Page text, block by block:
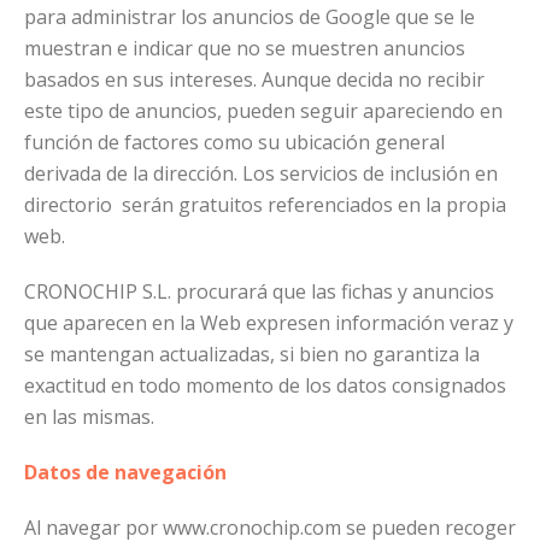
para administrar los anuncios de Google que se le
muestran e indicar que no se muestren anuncios
basados en sus intereses. Aunque decida no recibir
este tipo de anuncios, pueden seguir apareciendo en
función de factores como su ubicación general
derivada de la dirección. Los servicios de inclusión en
directorio serán gratuitos referenciados en la propia
web.
CRONOCHIP S.L. procurará que las fichas y anuncios
que aparecen en la Web expresen información veraz y
se mantengan actualizadas, si bien no garantiza la
exactitud en todo momento de los datos consignados
en las mismas.
Datos de navegación
Al navegar por www.cronochip.com se pueden recoger